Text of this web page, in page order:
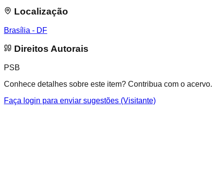
Localização
Brasília - DF
Direitos Autorais
PSB
Conhece detalhes sobre este item? Contribua com o acervo.
Faça login para enviar sugestões (Visitante)